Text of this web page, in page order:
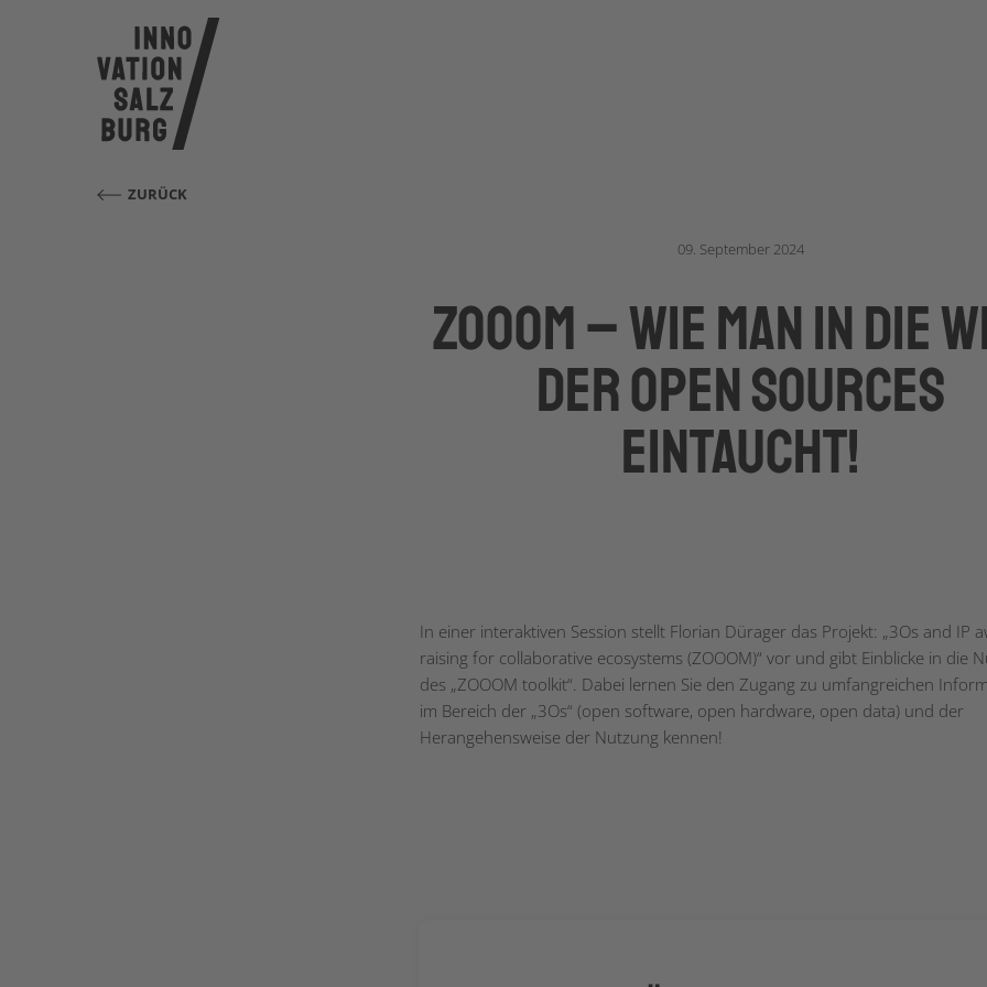
ZURÜCK
09. September 2024
ZOOOM – wie man in die
der open sources
eintaucht!
In einer interaktiven Session stellt Florian Dürager das Projekt: „3Os and IP
raising for collaborative ecosystems (ZOOOM)“ vor und gibt Einblicke in die
des „ZOOOM toolkit“. Dabei lernen Sie den Zugang zu umfangreichen
im Bereich der „3Os“ (open software, open hardware, open data) und der
Herangehensweise der Nutzung kennen!